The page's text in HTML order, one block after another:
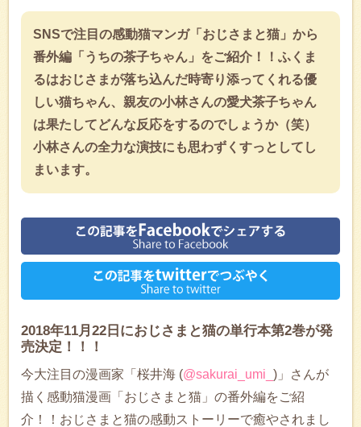
SNSで注目の感動猫マンガ「おじさまと猫」から
番外編「うちの茶子ちゃん」をご紹介！！ふくま
るはおじさまが落ち込んだ時寄り添ってくれる優
しい猫ちゃん、親友の小林さんの愛犬茶子ちゃん
は果たしてどんな反応をするのでしょうか（笑）
小林さんの全力な演技にも思わずくすっとしてし
まいます。
2018年11月22日におじさまと猫の単行本第2巻が発
売決定！！！
今大注目の漫画家「桜井海 (@sakurai_umi_ )」さんが
描く感動猫漫画「おじさまと猫」の番外編をご紹
介！！おじさまと猫の感動ストーリーで癒やされまし